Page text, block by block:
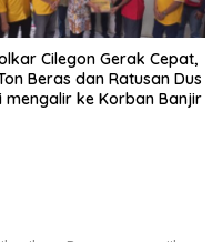
Cilegon Gerak Cepat,
Beras dan Ratusan Dus
mengalir ke Korban Banjir